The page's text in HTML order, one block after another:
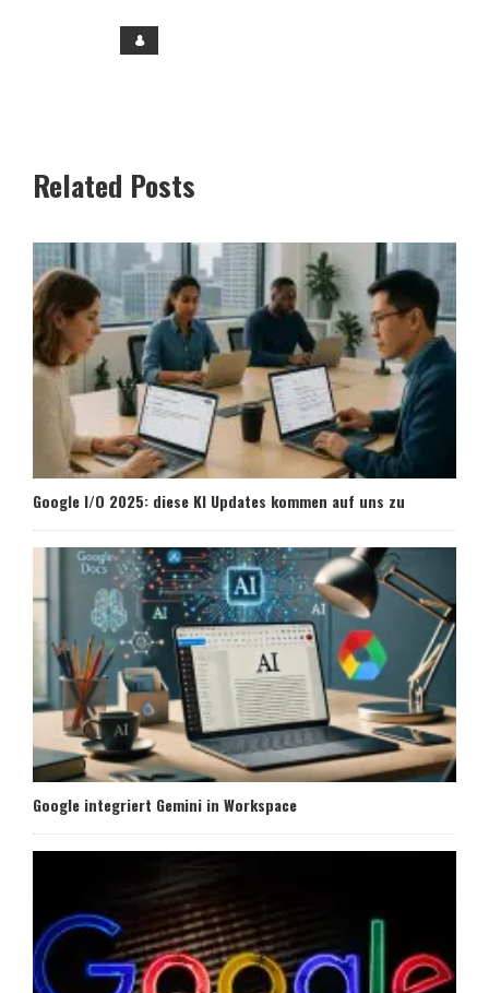
Related Posts
Google I/O 2025: diese KI Updates kommen auf uns zu
Google integriert Gemini in Workspace